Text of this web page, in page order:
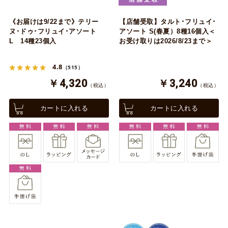
《お届けは9/22まで》テリー
ヌ･ドゥ･フリュイ･アソート
L 14種23個入
4.8 （515）
￥4,320 （税込）
カートに入れる
【店舗受取】タルト･フリュイ･
アソート S(春夏）8種16個入＜
お受け取りは2026/8/23まで＞
￥3,240 （税込）
カートに入れる